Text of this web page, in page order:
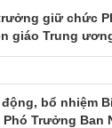
giữ chức
giáo Trung
bổ nhiệm
Trưởng Ban